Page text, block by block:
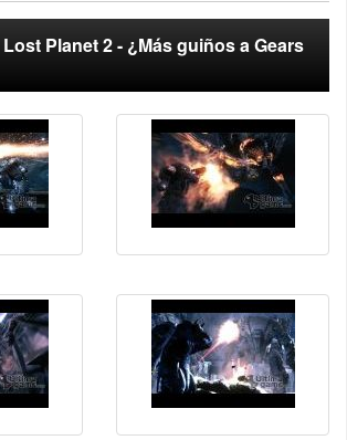
Planet 2 - ¿Más guiños a Gears